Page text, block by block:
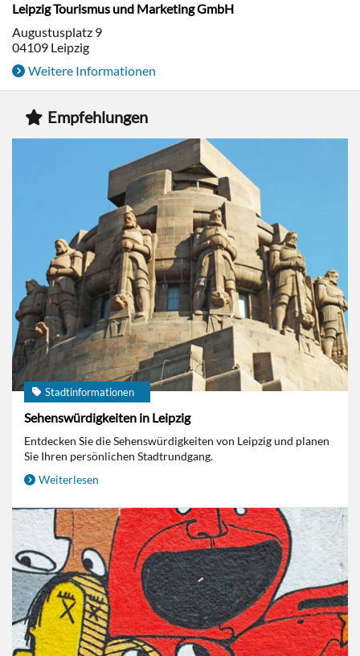
Leipzig Tourismus und Marketing GmbH
Augustusplatz 9
04109 Leipzig
Weitere Informationen
Empfehlungen
Stadtinformationen
Sehenswürdigkeiten in Leipzig
Entdecken Sie die Sehenswürdigkeiten von Leipzig und planen
Sie Ihren persönlichen Stadtrundgang.
Weiterlesen